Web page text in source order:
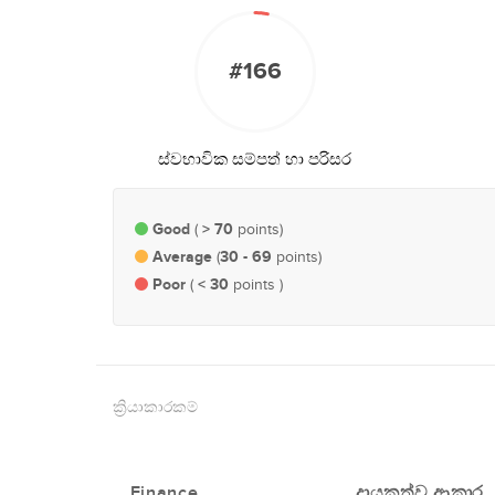
#166
ස්වභාවික සම්පත් හා පරිසර
Good ( > 70 points)
Average (30 - 69 points)
Poor ( < 30 points )
ක්‍රියාකාරකම්